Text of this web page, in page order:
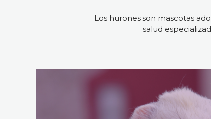
Los hurones son mascotas
salud